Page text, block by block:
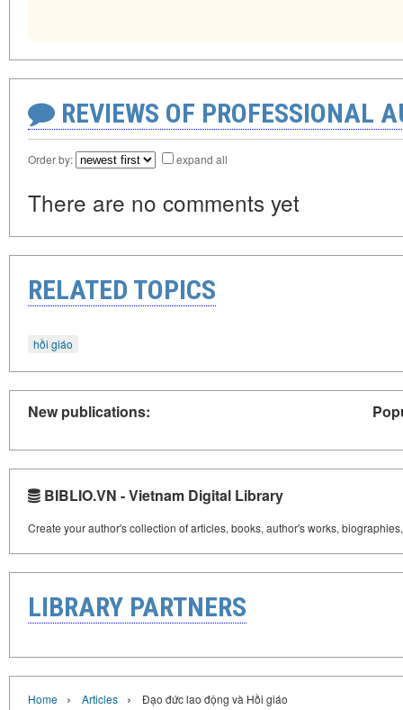
REVIEWS OF PROFESSIONAL
Order by: expand all
There are no comments yet
RELATED TOPICS
hồi giáo
New publications:
BIBLIO.VN - Vietnam Digital Library
Create your author's collection of articles, books, author's works,
LIBRARY PARTNERS
Home › Articles › Đạo đức lao động và Hồi giáo